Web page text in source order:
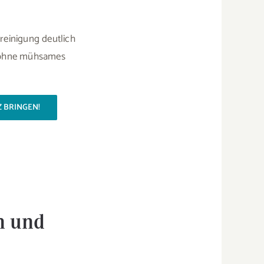
deutlich
mühsames
BRINGEN!
und